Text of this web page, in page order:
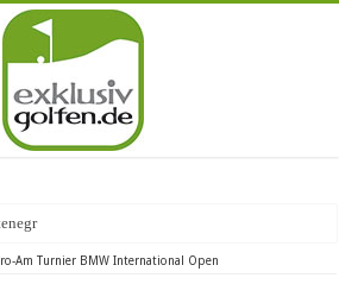
e
Am Turnier BMW International Open